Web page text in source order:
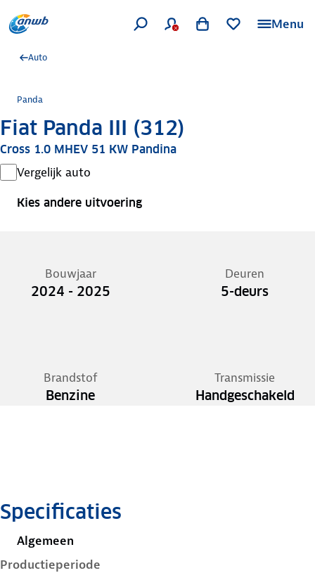
Menu
Auto
Panda
Fiat Panda III (312)
Cross 1.0 MHEV 51 KW Pandina
Vergelijk auto
Kies andere uitvoering
Bouwjaar
2024 - 2025
Deuren
5-deurs
Brandstof
Benzine
Transmissie
Handgeschakeld
Specificaties
Algemeen
Productieperiode